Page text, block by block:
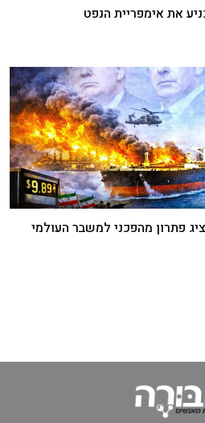
פתרון מהפכני למשבר העולמי